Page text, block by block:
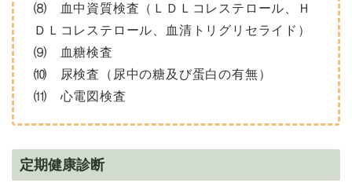
⑻ 血中資質検査（ＬＤＬコレステロール、Ｈ
ＤＬコレステロール、血清トリグリセライド）
⑼ 血糖検査
⑽ 尿検査（尿中の糖及び蛋白の有無）
⑾ 心電図検査
定期健康診断